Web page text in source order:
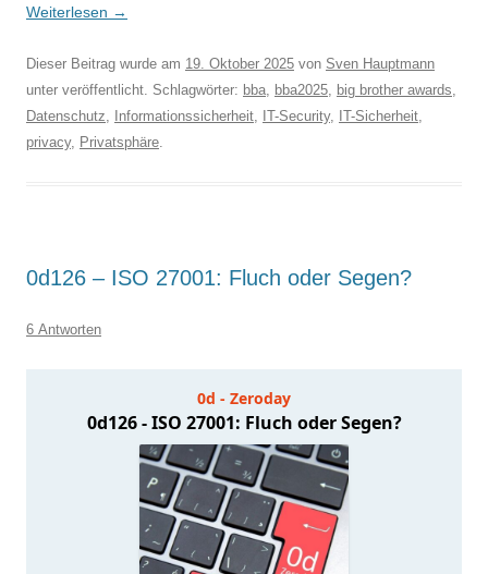
Weiterlesen →
Dieser Beitrag wurde am 19. Oktober 2025 von Sven Hauptmann
unter veröffentlicht. Schlagwörter: bba, bba2025, big brother awards,
Datenschutz, Informationssicherheit, IT-Security, IT-Sicherheit,
privacy, Privatsphäre.
0d126 – ISO 27001: Fluch oder Segen?
6 Antworten